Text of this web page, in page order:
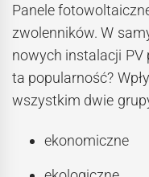
Panele
zwolenników. W
nowych instalacji PV
ta popularność?
wszystkim dwie
ekonomiczne